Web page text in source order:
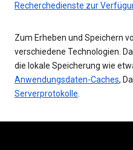
Recherchedienste zur
Zum Erheben und Speichern
verschiedene Technologien.
die lokale Speicherung wie
Anwendungsdaten-Caches,
Serverprotokolle